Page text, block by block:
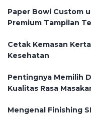
Paper Bowl Custom
Premium Tampilan
Cetak Kemasan
Kesehatan
Pentingnya Memilih
Kualitas Rasa
Mengenal Finishing